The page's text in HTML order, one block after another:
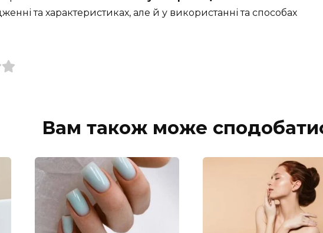
та характеристиках, але й у використанні та способах
Вам також може